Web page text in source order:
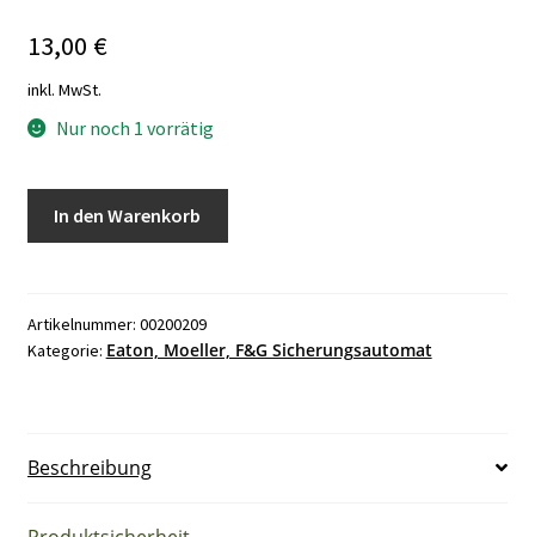
13,00 €
inkl. MwSt.
Nur noch 1 vorrätig
Sicherungsautomat
DW263244
In den Warenkorb
Artikelnummer: 00200209
Kategorie: Eaton, Moeller, F&G Sicherungsautomat
Beschreibung